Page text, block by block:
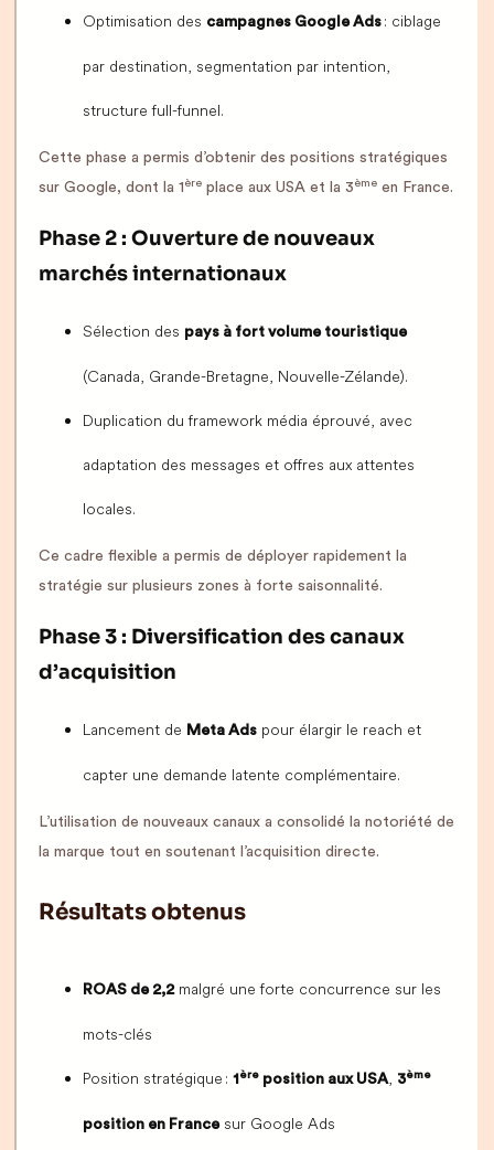
Optimisation des campagnes Google Ads : ciblage
par destination, segmentation par intention,
structure full-funnel.
Cette phase a permis d’obtenir des positions stratégiques
sur Google, dont la 1 ère place aux USA et la 3 ème en France.
Phase 2 : Ouverture de nouveaux
marchés internationaux
Sélection des pays à fort volume touristique
(Canada, Grande-Bretagne, Nouvelle-Zélande).
Duplication du framework média éprouvé, avec
adaptation des messages et offres aux attentes
locales.
Ce cadre flexible a permis de déployer rapidement la
stratégie sur plusieurs zones à forte saisonnalité.
Phase 3 : Diversification des canaux
d’acquisition
Lancement de Meta Ads pour élargir le reach et
capter une demande latente complémentaire.
L’utilisation de nouveaux canaux a consolidé la notoriété de
la marque tout en soutenant l’acquisition directe.
Résultats obtenus
ROAS de 2,2malgré une forte concurrence sur les
mots-clés
Position stratégique : 1 ère position aux USA, 3ème
position en Francesur Google Ads